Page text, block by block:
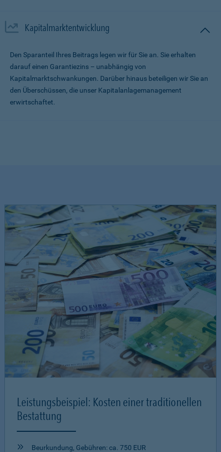
Kapitalmarktentwicklung
Den Sparanteil Ihres Beitrags legen wir für Sie an. Sie erhalten
darauf einen Garantiezins – unabhängig von
Kapitalmarktschwankungen. Darüber hinaus beteiligen wir Sie an
den Überschüssen, die unser Kapitalanlagemanagement
erwirtschaftet.
Leistungsbeispiel: Kosten einer traditionellen
Bestattung
Beurkundung, Gebühren: ca. 750 EUR